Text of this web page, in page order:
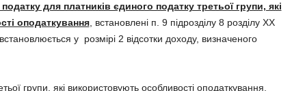
для платників єдиного податку третьої групи, які
оподаткування, встановлені п. 9 підрозділу 8 розділу ХХ
у розмірі 2 відсотки доходу, визначеного
групи, які використовують особливості оподаткування,